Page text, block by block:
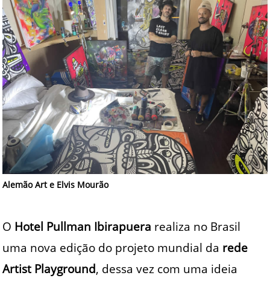
Alemão Art e Elvis Mourão
O Hotel Pullman Ibirapuera realiza no Brasil
uma nova edição do projeto mundial da rede
Artist Playground, dessa vez com uma ideia